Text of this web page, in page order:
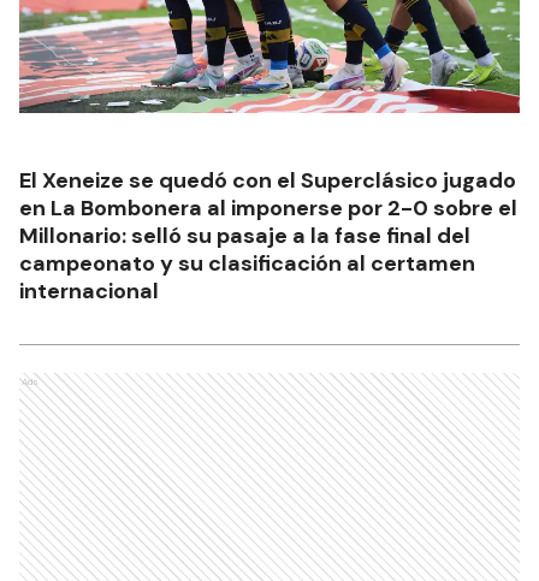
El Xeneize se quedó con el Superclásico jugado
en La Bombonera al imponerse por 2-0 sobre el
Millonario: selló su pasaje a la fase final del
campeonato y su clasificación al certamen
internacional
Ads